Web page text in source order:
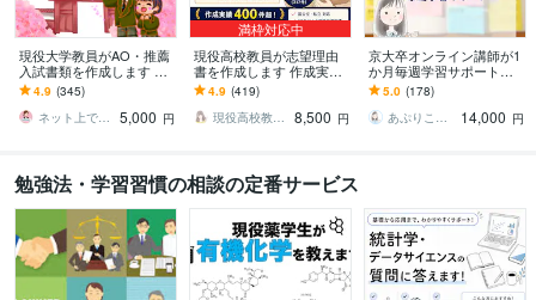
現役大学教員がAO・推薦
入試書類を作成します 現
役大学教員による出願書
類対策で、他の出願者と
差をつけよう
4.9 (345)
ネット上でコンシェルジュ
5,000 円
満枠対応中
現役高校教員が志望理由
書を作成します 作成実績4
00件超！現役高校教員に
全てお任せください
4.9 (419)
現役高校教員shoko
8,500 円
京大卒オンライン講師が1
か月毎週学習サポートし
ます 小テストも行う充実
サポートコース
5.0 (178)
あぷりこっと・学習支援
14,000 円
勉強法・学習習慣の相談の定番サービス